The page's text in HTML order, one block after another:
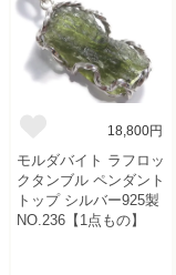
18,800円
モルダバイト ラフロッ
クタンブル ペンダント
トップ シルバー925製
NO.236【1点もの】